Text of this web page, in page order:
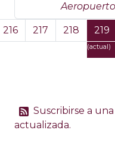
216 217 218 219
(actual)
Suscribirse a
actualizada.